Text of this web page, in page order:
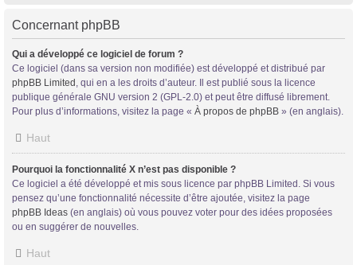
Concernant phpBB
Qui a développé ce logiciel de forum ?
Ce logiciel (dans sa version non modifiée) est développé et distribué par
phpBB Limited , qui en a les droits d’auteur. Il est publié sous la licence
publique générale GNU version 2 (GPL-2.0) et peut être diffusé librement.
Pour plus d’informations, visitez la page « À propos de phpBB » (en anglais).
Haut
Pourquoi la fonctionnalité X n’est pas disponible ?
Ce logiciel a été développé et mis sous licence par phpBB Limited. Si vous
pensez qu’une fonctionnalité nécessite d’être ajoutée, visitez la page
phpBB Ideas (en anglais) où vous pouvez voter pour des idées proposées
ou en suggérer de nouvelles.
Haut